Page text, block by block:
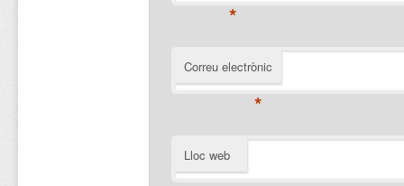
*
Correu electrònic
*
Lloc web